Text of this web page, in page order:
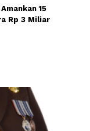
15
Rp 3 Miliar